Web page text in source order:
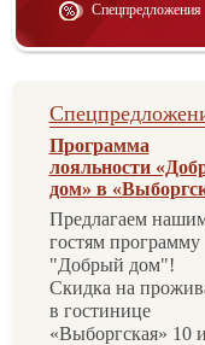
Спецпредложения
Программа
лояльности
дом» в
Предлагаем
гостям программу
"Добрый дом"!
Скидка на
в гостинице
«Выборгская» 10